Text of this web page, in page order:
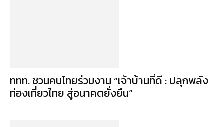
ททท. ชวนคนไทยร่วมงาน “เจ้าบ้านที่ดี : ปลุกพลัง
ท่องเที่ยวไทย สู่อนาคตยั่งยืน”